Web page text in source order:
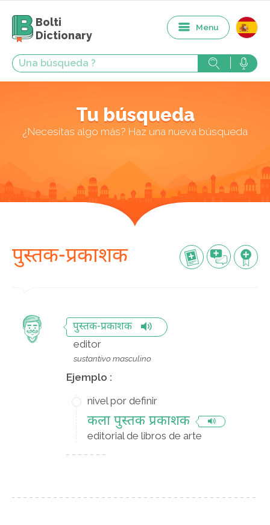
Bolti
Dictionary
Menu
Tu búsqueda
¿Necesitas algo más? Haz una nueva búsqueda
पुस्तक-प्रकाशक
पुस्तक-प्रकाशक
editor
sustantivo masculino
Ejemplo :
nivel por definir
कला पुस्तक प्रकाशक
editorial de libros de arte